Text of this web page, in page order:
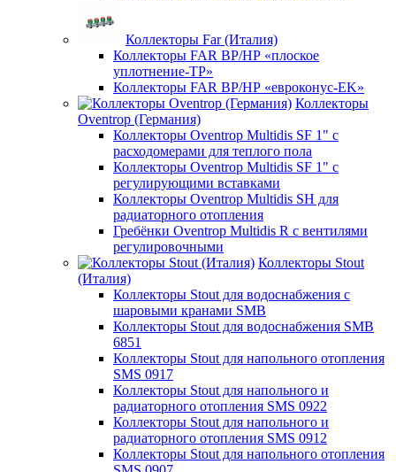
Коллекторы Far (Италия)
Коллекторы FAR ВР/НР «плоское
уплотнение-TP»
Коллекторы FAR ВР/НР «евроконус-EK»
Коллекторы
Oventrop (Германия)
Коллекторы Oventrop Multidis SF 1" с
расходомерами для теплого пола
Коллекторы Oventrop Multidis SF 1" с
регулирующими вставками
Коллекторы Oventrop Multidis SH для
радиаторного отопления
Гребёнки Oventrop Multidis R с вентилями
регулировочными
Коллекторы Stout
(Италия)
Коллекторы Stout для водоснабжения с
шаровыми кранами SMB
Коллекторы Stout для водоснабжения SMB
6851
Коллекторы Stout для напольного отопления
SMS 0917
Коллекторы Stout для напольного и
радиаторного отопления SMS 0922
Коллекторы Stout для напольного и
радиаторного отопления SMS 0912
Коллекторы Stout для напольного отопления